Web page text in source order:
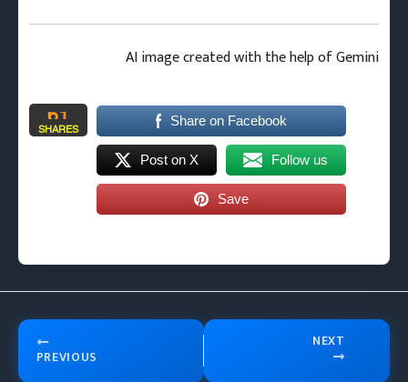
AI image created with the help of Gemini
61
SHARES
Share on Facebook
Post on X Follow us
Save
PREVIOUS
NEXT